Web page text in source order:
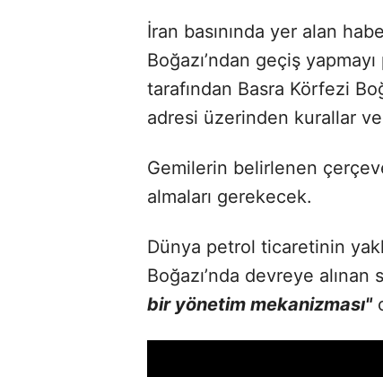
İran basınında yer alan
Boğazı’ndan geçiş
tarafından Basra Körfezi
adresi üzerinden kurallar
Gemilerin belirlenen
almaları gerekecek.
Dünya petrol ticaretinin
Boğazı’nda devreye
bir yönetim mekanizması"